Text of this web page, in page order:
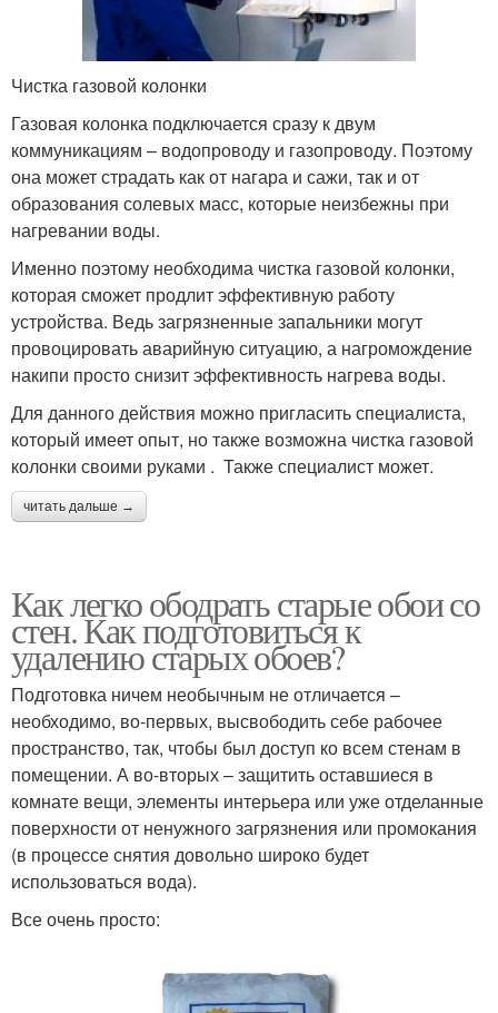
Чистка газовой колонки
Газовая колонка подключается сразу к двум
коммуникациям – водопроводу и газопроводу. Поэтому
она может страдать как от нагара и сажи, так и от
образования солевых масс, которые неизбежны при
нагревании воды.
Именно поэтому необходима чистка газовой колонки,
которая сможет продлит эффективную работу
устройства. Ведь загрязненные запальники могут
провоцировать аварийную ситуацию, а нагромождение
накипи просто снизит эффективность нагрева воды.
Для данного действия можно пригласить специалиста,
который имеет опыт, но также возможна чистка газовой
колонки своими руками . Также специалист может.
читать дальше →
Как легко ободрать старые обои со
стен. Как подготовиться к
удалению старых обоев?
Подготовка ничем необычным не отличается –
необходимо, во-первых, высвободить себе рабочее
пространство, так, чтобы был доступ ко всем стенам в
помещении. А во-вторых – защитить оставшиеся в
комнате вещи, элементы интерьера или уже отделанные
поверхности от ненужного загрязнения или промокания
(в процессе снятия довольно широко будет
использоваться вода).
Все очень просто: